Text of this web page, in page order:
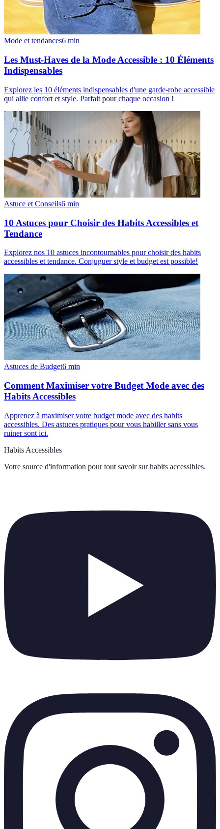
Mode et tendances6 min
Les Must-Haves de la Mode Accessible : 10 Éléments
Indispensables
Explorez les 10 éléments indispensables d'une garde-robe accessible
qui allie confort et style. Parfait pour chaque occasion !
Astuce et Conseils6 min
10 Astuces pour Choisir des Habits Accessibles et
Tendance
Explorez nos 10 astuces incontournables pour choisir des habits
accessibles et tendance. Conjuguer style et budget est possible!
Astuces de Budget6 min
Comment Maximiser votre Budget Mode avec des
Habits Accessibles
Apprenez à maximiser votre budget mode avec des habits
accessibles. Des astuces pratiques pour vous habiller sans vous
ruiner sont ici.
Habits Accessibles
Votre source d'information pour tout savoir sur habits accessibles.